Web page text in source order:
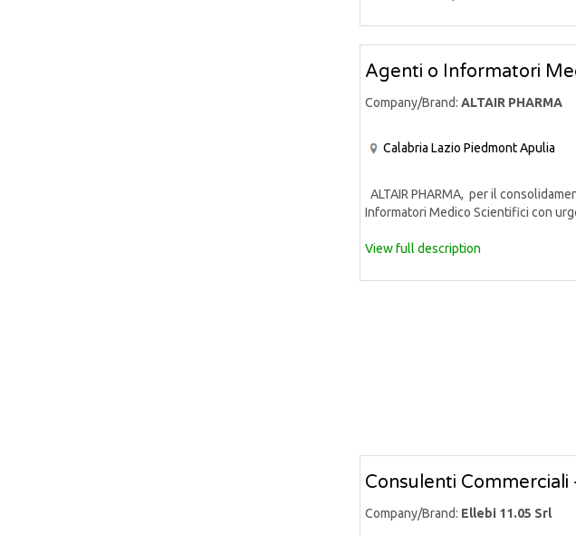
Agenti o Informatori
Company/Brand: ALTAIR PHARMA
Calabria Lazio PiedmontApulia
ALTAIR PHARMA, per il
Informatori Medico Scientifici con
View full description
Consulenti Commerciali
Company/Brand: Ellebi 11.05 Srl